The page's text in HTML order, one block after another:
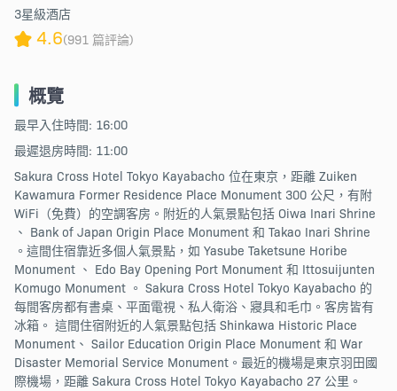
3星級酒店
4.6(991 篇評論)
概覽
最早入住時間: 16:00
最遲退房時間: 11:00
Sakura Cross Hotel Tokyo Kayabacho 位在東京，距離 Zuiken
Kawamura Former Residence Place Monument 300 公尺，有附
WiFi（免費）的空調客房。附近的人氣景點包括 Oiwa Inari Shrine
、 Bank of Japan Origin Place Monument 和 Takao Inari Shrine
。這間住宿靠近多個人氣景點，如 Yasube Taketsune Horibe
Monument 、 Edo Bay Opening Port Monument 和 Ittosuijunten
Komugo Monument 。 Sakura Cross Hotel Tokyo Kayabacho 的
每間客房都有書桌、平面電視、私人衛浴、寢具和毛巾。客房皆有
冰箱。 這間住宿附近的人氣景點包括 Shinkawa Historic Place
Monument、 Sailor Education Origin Place Monument 和 War
Disaster Memorial Service Monument。最近的機場是東京羽田國
際機場，距離 Sakura Cross Hotel Tokyo Kayabacho 27 公里。